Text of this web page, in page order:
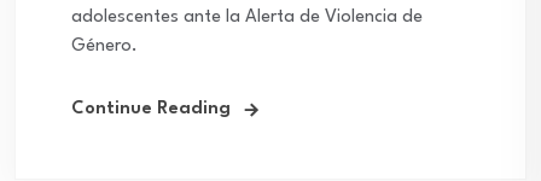
adolescentes ante la Alerta de Violencia de
Género.
Continue Reading